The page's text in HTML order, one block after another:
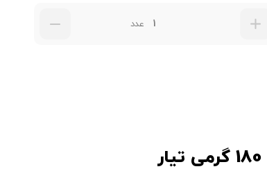
عدد